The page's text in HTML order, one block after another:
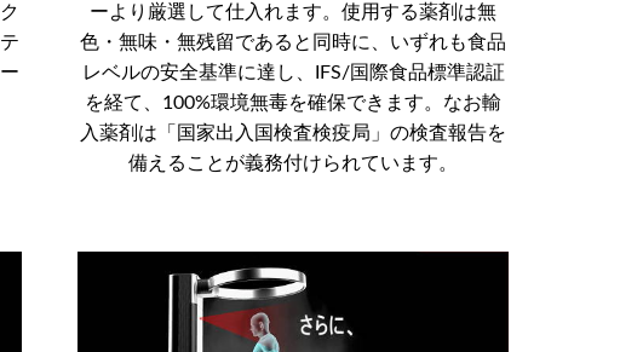
ーより厳選して仕入れます。使用する薬剤は無
色・無味・無残留であると同時に、いずれも食品
レベルの安全基準に達し、IFS/国際食品標準認証
を経て、100%環境無毒を確保できます。なお輸
入薬剤は「国家出入国検査検疫局」の検査報告を
備えることが義務付けられています。